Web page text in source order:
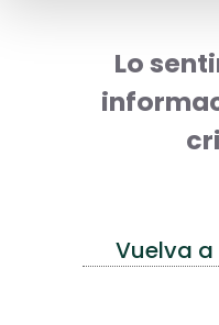
Lo
Vuelva